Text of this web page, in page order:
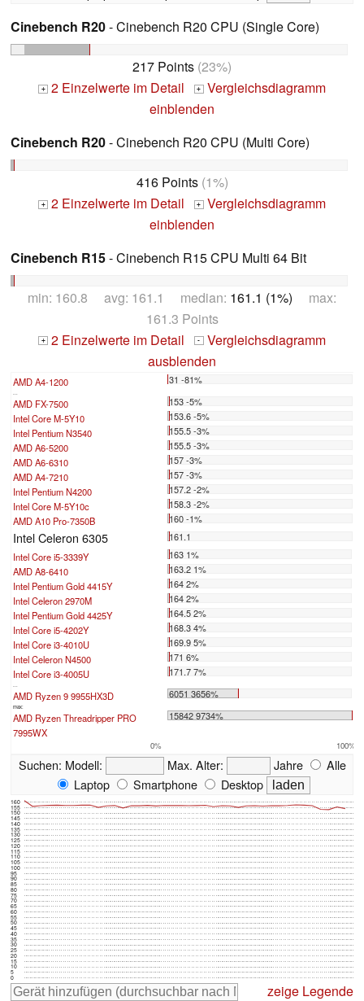
Cinebench R20- Cinebench R20 CPU (Single Core)
217 Points (23%)
+ 2 Einzelwerte im Detail + Vergleichsdiagramm
einblenden
Cinebench R20- Cinebench R20 CPU (Multi Core)
416 Points(1%)
+ 2 Einzelwerte im Detail + Vergleichsdiagramm
einblenden
Cinebench R15- Cinebench R15 CPU Multi 64 Bit
min: 160.8 avg: 161.1 median: 161.1 (1%) max:
161.3 Points
+ 2 Einzelwerte im Detail - Vergleichsdiagramm
ausblenden
AMD A4-1200 31 -81%
AMD FX-7500
153 -5%
Intel Core M-5Y10
153.6 -5%
Intel Pentium N3540
155.5 -3%
AMD A6-5200
155.5 -3%
AMD A6-6310
157 -3%
AMD A4-7210
157 -3%
Intel Pentium N4200
157.2 -2%
Intel Core M-5Y10c
158.3 -2%
AMD A10 Pro-7350B
160 -1%
Intel Celeron 6305
161.1
Intel Core i5-3339Y
163 1%
AMD A8-6410
163.2 1%
Intel Pentium Gold 4415Y
164 2%
Intel Celeron 2970M
164 2%
Intel Pentium Gold 4425Y
164.5 2%
Intel Core i5-4202Y
168.3 4%
Intel Core i3-4010U
169.9 5%
Intel Celeron N4500
171 6%
Intel Core i3-4005U
171.7 7%
AMD Ryzen 9 9955HX3D 6051 3656%
max:
AMD Ryzen Threadripper PRO
7995WX
15842 9734%
0% 100%
Suchen: Modell: Max. Alter: Jahre
Alle
Laptop
Smartphone Desktop
0
5
10
15
20
25
30
35
40
45
50
55
60
65
70
75
80
85
90
95
100
105
110
115
120
125
130
135
140
145
150
155
160
zeige Legende